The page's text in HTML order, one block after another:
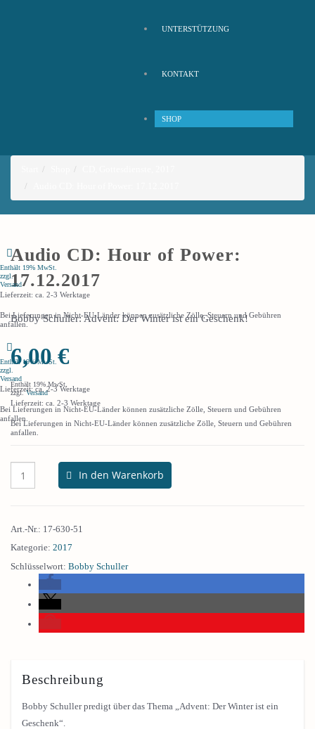
UNTERSTÜTZUNG
KONTAKT
SHOP
Audio CD: Hour of Power:
17.12.2017
Enthält 19% MwSt.
zzgl.
Versand
Lieferzeit: ca. 2-3 Werktage
Bei Lieferungen in Nicht-EU-Länder können zusätzliche Zölle, Steuern und Gebühren
anfallen.
Enthält 19% MwSt.
zzgl.
Versand
Lieferzeit: ca. 2-3 Werktage
Bei Lieferungen in Nicht-EU-Länder können zusätzliche Zölle, Steuern und Gebühren
anfallen.
Bobby Schuller: Advent: Der Winter ist ein Geschenk!
6,00€
Enthält 19% MwSt.
zzgl.Versand
Lieferzeit: ca. 2-3 Werktage
Bei Lieferungen in Nicht-EU-Länder können zusätzliche Zölle, Steuern und Gebühren
anfallen.
In den Warenkorb
Art.-Nr.: 17-630-51
Kategorie: 2017
Schlüsselwort: Bobby Schuller
Beschreibung
Bobby Schuller predigt über das Thema „Advent: Der Winter ist ein
Geschenk“.